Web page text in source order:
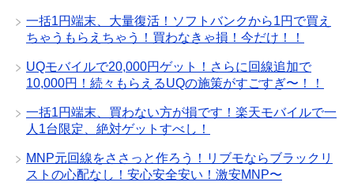
一括1円端末、大量復活！ソフトバンクから1円で買え
ちゃうもらえちゃう！買わなきゃ損！今だけ！！
UQモバイルで20,000円ゲット！さらに回線追加で
10,000円！続々もらえるUQの施策がすごすぎ〜！！
一括1円端末、買わない方が損です！楽天モバイルで一
人1台限定、絶対ゲットすべし！
MNP元回線をささっと作ろう！リブモならブラックリ
ストの心配なし！安心安全安い！激安MNP〜